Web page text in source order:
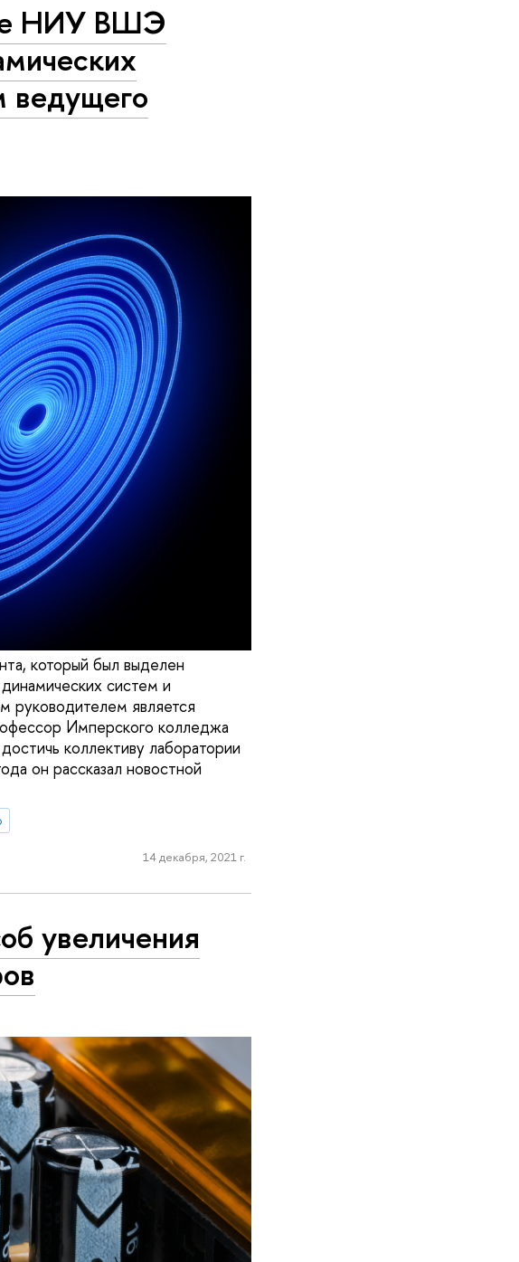
НИУ ВШЭ
ведущего
который был выделен
систем и
является
Имперского колледжа
коллективу лаборатории
он рассказал новостной
14 декабря, 2021 г.
увеличения